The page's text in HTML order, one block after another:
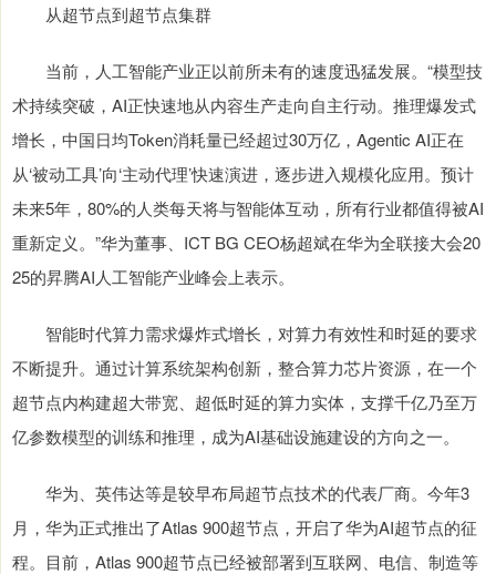
从超节点到超节点集群
当前，人工智能产业正以前所未有的速度迅猛发展。“模型技
术持续突破，AI正快速地从内容生产走向自主行动。推理爆发式
增长，中国日均Token消耗量已经超过30万亿，Agentic AI正在
从‘被动工具’向‘主动代理’快速演进，逐步进入规模化应用。预计
未来5年，80%的人类每天将与智能体互动，所有行业都值得被AI
重新定义。”华为董事、ICT BG CEO杨超斌在华为全联接大会20
25的昇腾AI人工智能产业峰会上表示。
智能时代算力需求爆炸式增长，对算力有效性和时延的要求
不断提升。通过计算系统架构创新，整合算力芯片资源，在一个
超节点内构建超大带宽、超低时延的算力实体，支撑千亿乃至万
亿参数模型的训练和推理，成为AI基础设施建设的方向之一。
华为、英伟达等是较早布局超节点技术的代表厂商。今年3
月，华为正式推出了Atlas 900超节点，开启了华为AI超节点的征
程。目前，Atlas 900超节点已经被部署到互联网、电信、制造等